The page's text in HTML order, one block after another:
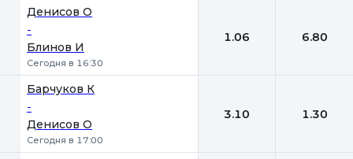
Денисов О
-
Блинов И
Сегодня в 16:30
1.06 6.80
Барчуков К
-
Денисов О
Сегодня в 17:00
3.10 1.30